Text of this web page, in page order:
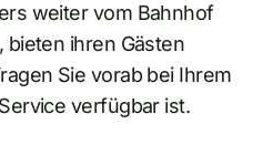
weiter vom Bahnhof
ihren Gästen
Sie vorab bei Ihrem
verfügbar ist.